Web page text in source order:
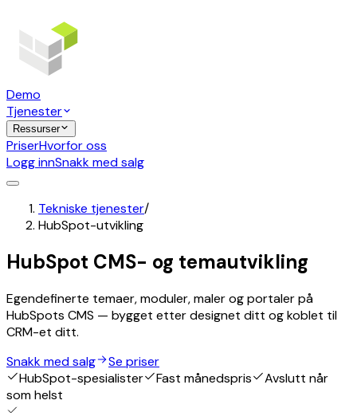
Demo
Tjenester
Ressurser
PriserHvorfor oss
Logg innSnakk med salg
Tekniske tjenester/
HubSpot-utvikling
HubSpot CMS- og temautvikling
Egendefinerte temaer, moduler, maler og portaler på
HubSpots CMS — bygget etter designet ditt og koblet til
CRM-et ditt.
Snakk med salg
Se priser
HubSpot-spesialister
Fast månedspris
Avslutt når
som helst